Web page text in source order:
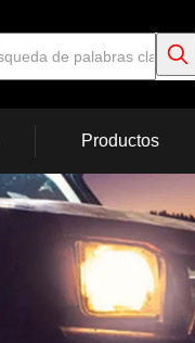
Productos